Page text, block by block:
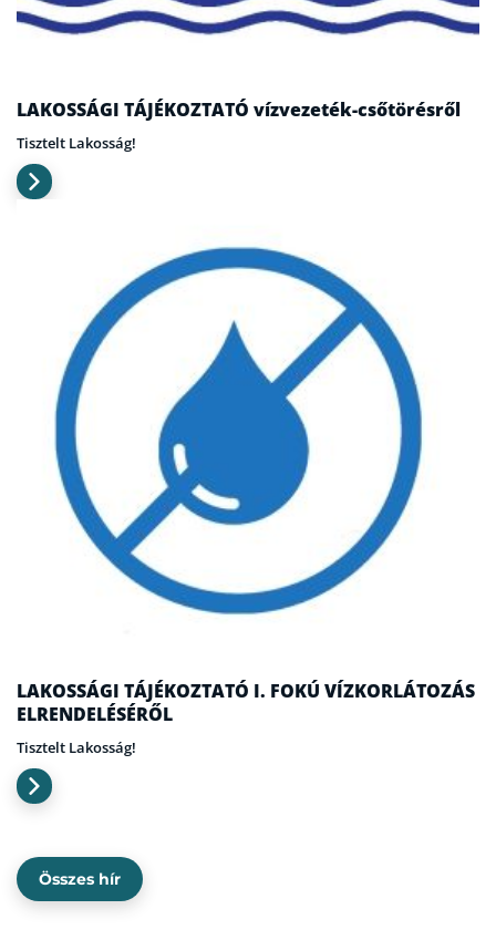
LAKOSSÁGI TÁJÉKOZTATÓ vízvezeték-csőtörésről
Tisztelt Lakosság!
LAKOSSÁGI TÁJÉKOZTATÓ I. FOKÚ VÍZKORLÁTOZÁS
ELRENDELÉSÉRŐL
Tisztelt Lakosság!
Összes hír